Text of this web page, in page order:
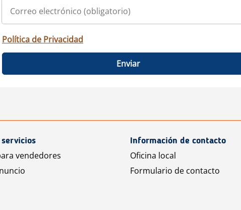
Política de Privacidad
Enviar
vendedores
Información de contacto
Oficina local
Formulario de contacto